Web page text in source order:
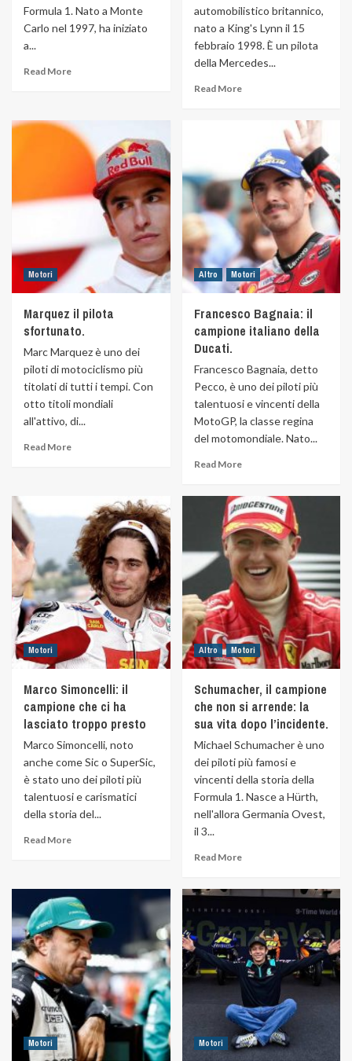
Formula 1. Nato a Monte
Carlo nel 1997, ha iniziato
a...
Read More
automobilistico britannico,
nato a King's Lynn il 15
febbraio 1998. È un pilota
della Mercedes...
Read More
Motori
Marquez il pilota
sfortunato.
Marc Marquez è uno dei
piloti di motociclismo più
titolati di tutti i tempi. Con
otto titoli mondiali
all'attivo, di...
Read More
Altro Motori
Francesco Bagnaia: il
campione italiano della
Ducati.
Francesco Bagnaia, detto
Pecco, è uno dei piloti più
talentuosi e vincenti della
MotoGP, la classe regina
del motomondiale. Nato...
Read More
Motori
Marco Simoncelli: il
campione che ci ha
lasciato troppo presto
Marco Simoncelli, noto
anche come Sic o SuperSic,
è stato uno dei piloti più
talentuosi e carismatici
della storia del...
Read More
Altro Motori
Schumacher, il campione
che non si arrende: la
sua vita dopo l’incidente.
Michael Schumacher è uno
dei piloti più famosi e
vincenti della storia della
Formula 1. Nasce a Hürth,
nell'allora Germania Ovest,
il 3...
Read More
Motori Motori